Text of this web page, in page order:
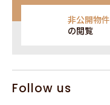
Follow us
非公開物件
の閲覧